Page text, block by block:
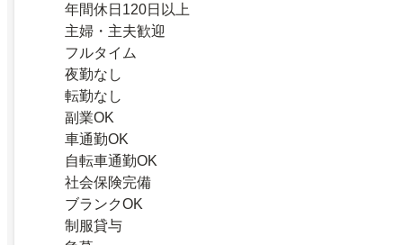
年間休日120日以上
主婦・主夫歓迎
フルタイム
夜勤なし
転勤なし
副業OK
車通勤OK
自転車通勤OK
社会保険完備
ブランクOK
制服貸与